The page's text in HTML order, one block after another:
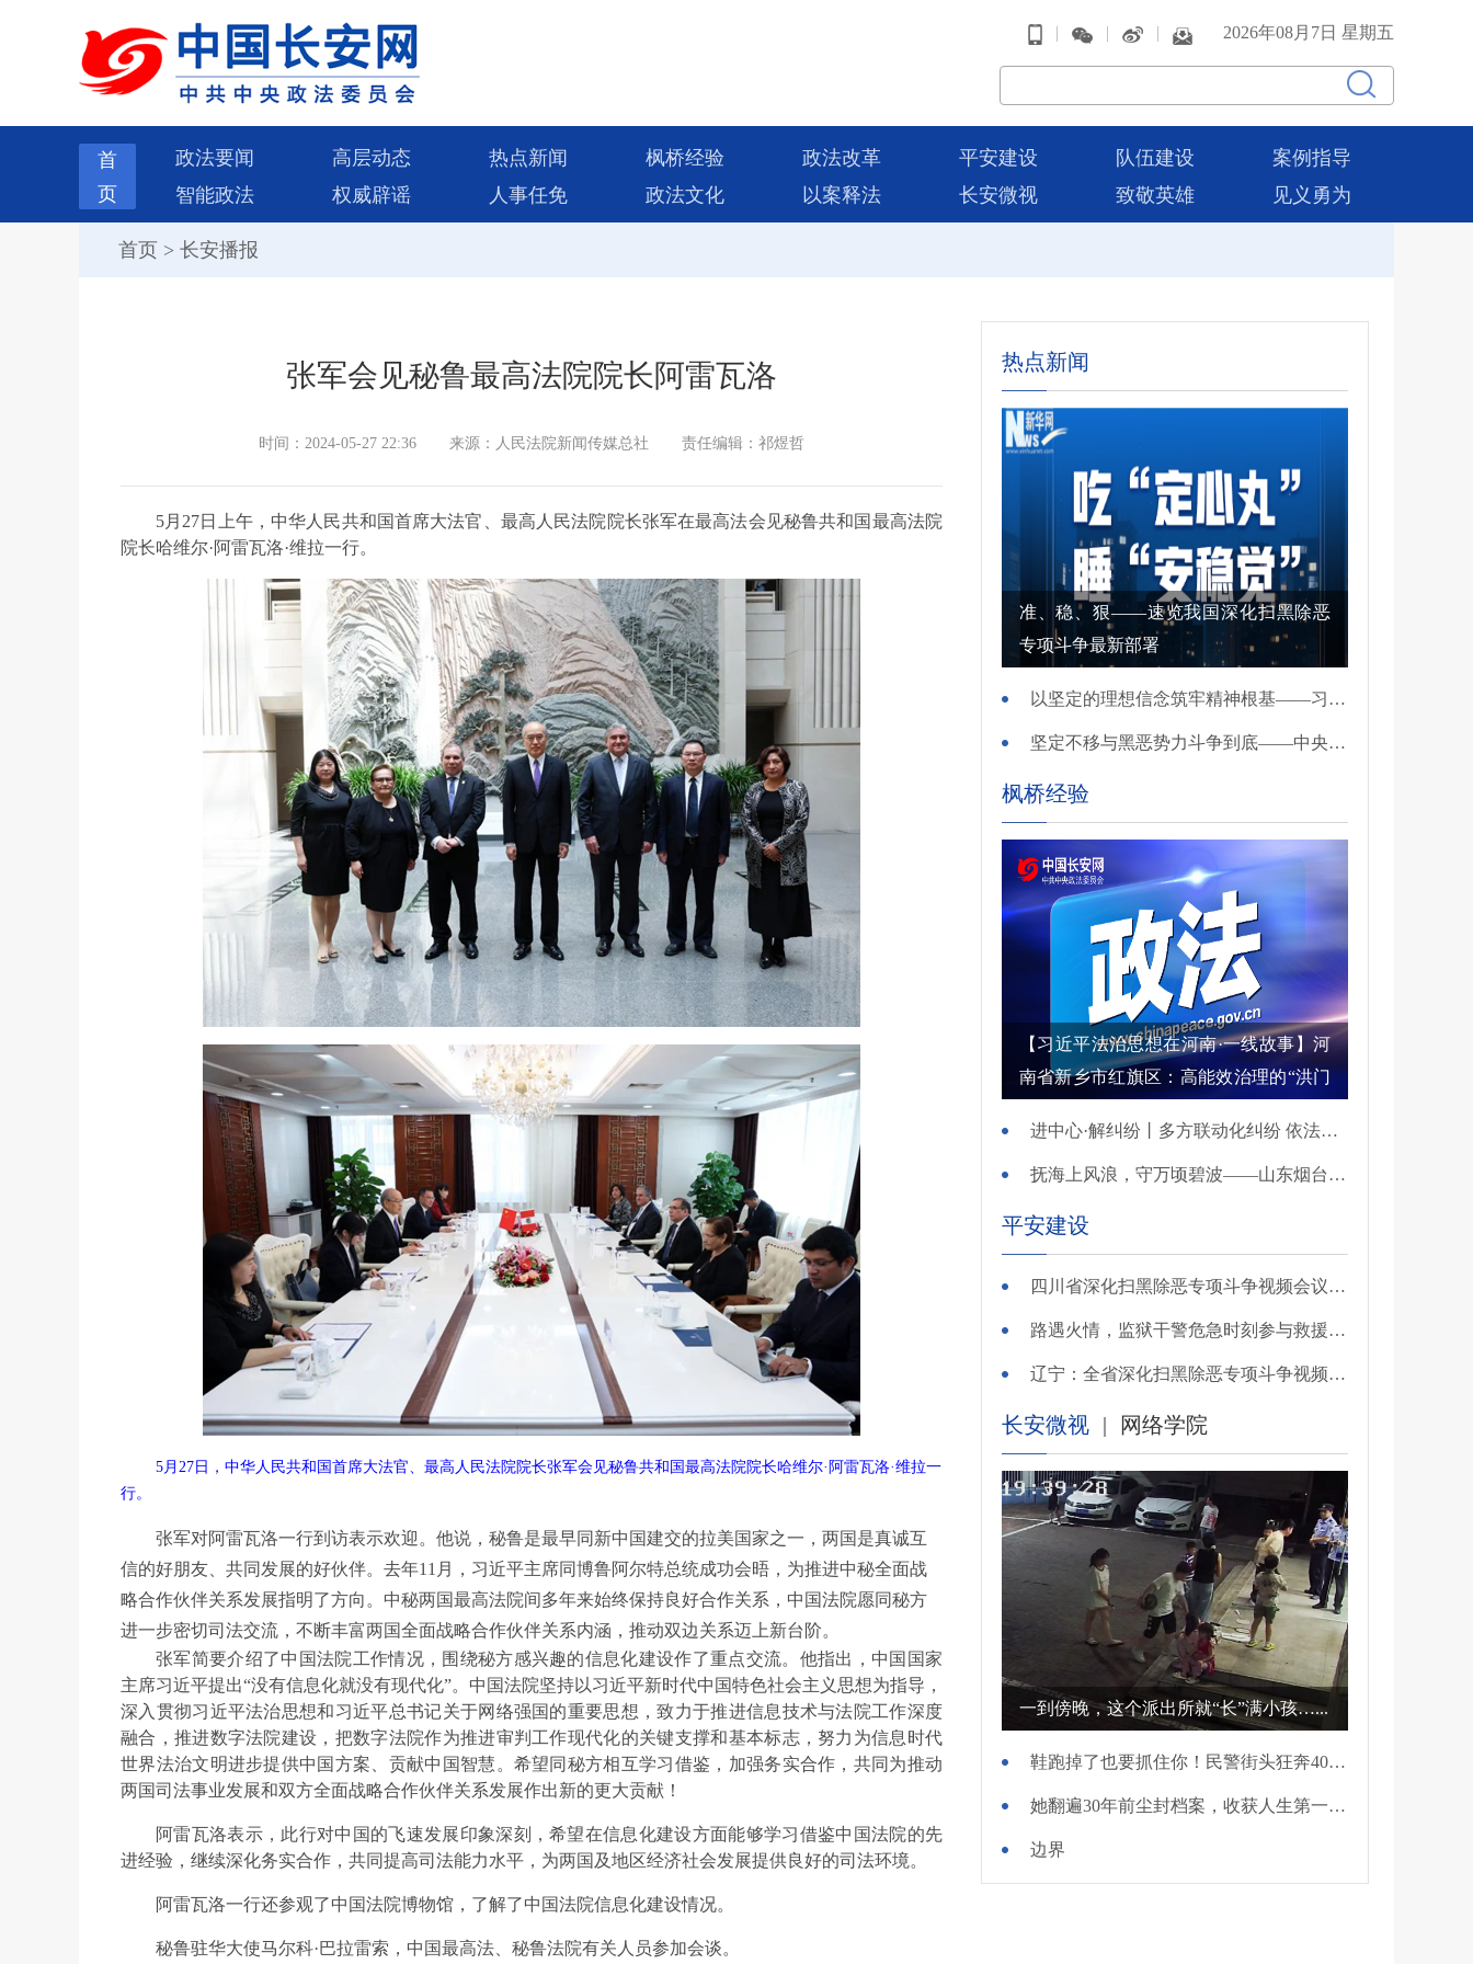
| | | 2026年08月7日 星期五
首
页
政法要闻 高层动态 热点新闻 枫桥经验 政法改革 平安建设 队伍建设
案例指导
智能政法
权威辟谣 人事任免 政法文化 以案释法 长安微视 致敬英雄 见义勇为
首页 > 长安播报
张军会见秘鲁最高法院院长阿雷瓦洛
时间：2024-05-27 22:36 来源：人民法院新闻传媒总社 责任编辑：祁煜哲
5月27日上午，中华人民共和国首席大法官、最高人民法院院长张军在最高法会见秘鲁共和国最高法院
院长哈维尔·阿雷瓦洛·维拉一行。
5月27日，中华人民共和国首席大法官、最高人民法院院长张军会见秘鲁共和国最高法院院长哈维尔·阿雷瓦洛·维拉一
行。
张军对阿雷瓦洛一行到访表示欢迎。他说，秘鲁是最早同新中国建交的拉美国家之一，两国是真诚互
信的好朋友、共同发展的好伙伴。去年11月，习近平主席同博鲁阿尔特总统成功会晤，为推进中秘全面战
略合作伙伴关系发展指明了方向。中秘两国最高法院间多年来始终保持良好合作关系，中国法院愿同秘方
进一步密切司法交流，不断丰富两国全面战略合作伙伴关系内涵，推动双边关系迈上新台阶。
张军简要介绍了中国法院工作情况，围绕秘方感兴趣的信息化建设作了重点交流。他指出，中国国家
主席习近平提出“没有信息化就没有现代化”。中国法院坚持以习近平新时代中国特色社会主义思想为指导，
深入贯彻习近平法治思想和习近平总书记关于网络强国的重要思想，致力于推进信息技术与法院工作深度
融合，推进数字法院建设，把数字法院作为推进审判工作现代化的关键支撑和基本标志，努力为信息时代
世界法治文明进步提供中国方案、贡献中国智慧。希望同秘方相互学习借鉴，加强务实合作，共同为推动
两国司法事业发展和双方全面战略合作伙伴关系发展作出新的更大贡献！
阿雷瓦洛表示，此行对中国的飞速发展印象深刻，希望在信息化建设方面能够学习借鉴中国法院的先
进经验，继续深化务实合作，共同提高司法能力水平，为两国及地区经济社会发展提供良好的司法环境。
阿雷瓦洛一行还参观了中国法院博物馆，了解了中国法院信息化建设情况。
秘鲁驻华大使马尔科·巴拉雷索，中国最高法、秘鲁法院有关人员参加会谈。
热点新闻
准、稳、狠——速览我国深化扫黑除恶
专项斗争最新部署
以坚定的理想信念筑牢精神根基——习近平党建思想理论品格系列述评之一
坚定不移与黑恶势力斗争到底——中央政法委负责同志就开展深化扫黑除恶专项斗争有关问题答记者问
枫桥经验
【习近平法治思想在河南·一线故事】河
南省新乡市红旗区：高能效治理的“洪门
进中心·解纠纷丨多方联动化纠纷 依法调解护农耕
抚海上风浪，守万顷碧波——山东烟台把矛盾化解在微澜未起时
平安建设
四川省深化扫黑除恶专项斗争视频会议召开 于立军出席并讲话
路遇火情，监狱干警危急时刻参与救援显身手！
辽宁：全省深化扫黑除恶专项斗争视频会议召开
长安微视 | 网络学院
一到傍晚，这个派出所就“长”满小孩…...
鞋跑掉了也要抓住你！民警街头狂奔400米擒贼
她翻遍30年前尘封档案，收获人生第一面锦旗
边界